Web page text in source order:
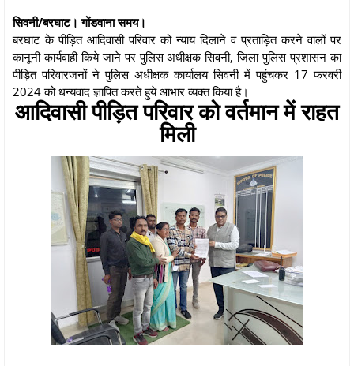
सिवनी/बरघाट। गोंडवाना समय।
बरघाट के पीड़ित आदिवासी परिवार को न्याय दिलाने व प्रताड़ित करने वालों पर
कानूनी कार्यवाही किये जाने पर पुलिस अधीक्षक सिवनी, जिला पुलिस प्रशासन का
पीड़ित परिवारजनों ने पुलिस अधीक्षक कार्यालय सिवनी में पहुंचकर 17 फरवरी
2024 को धन्यवाद ज्ञापित करते हुये आभार व्यक्त किया है।
आदिवासी पीड़ित परिवार को वर्तमान में राहत
मिली